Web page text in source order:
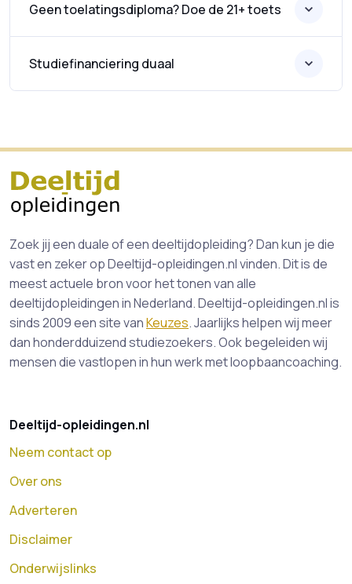
Geen toelatingsdiploma? Doe de 21+ toets
Studiefinanciering duaal
Zoek jij een duale of een deeltijdopleiding? Dan kun je die
vast en zeker op Deeltijd-opleidingen.nl vinden. Dit is de
meest actuele bron voor het tonen van alle
deeltijdopleidingen in Nederland. Deeltijd-opleidingen.nl is
sinds 2009 een site vanKeuzes. Jaarlijks helpen wij meer
dan honderdduizend studiezoekers. Ook begeleiden wij
mensen die vastlopen in hun werk met loopbaancoaching.
Deeltijd-opleidingen.nl
Neem contact op
Over ons
Adverteren
Disclaimer
Onderwijslinks